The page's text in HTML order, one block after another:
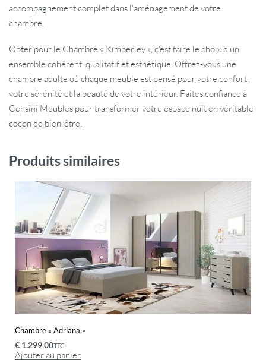
accompagnement complet dans l’aménagement de votre
chambre.
Opter pour le Chambre « Kimberley », c’est faire le choix d’un
ensemble cohérent, qualitatif et esthétique. Offrez-vous une
chambre adulte où chaque meuble est pensé pour votre confort,
votre sérénité et la beauté de votre intérieur. Faites confiance à
Censini Meubles pour transformer votre espace nuit en véritable
cocon de bien-être.
Produits similaires
Chambre « Adriana »
€ 1.299,00TTC
Ajouter au panier